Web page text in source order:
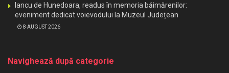
Iancu de Hunedoara, readus în memoria băimărenilor:
eveniment dedicat voievodului la Muzeul Județean
8 AUGUST 2026
Navighează după categorie